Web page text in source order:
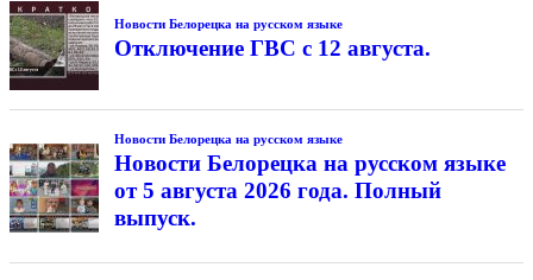
Новости Белорецка на русском языке
Отключение ГВС с 12 августа.
Новости Белорецка на русском языке
Новости Белорецка на русском языке
от 5 августа 2026 года. Полный
выпуск.